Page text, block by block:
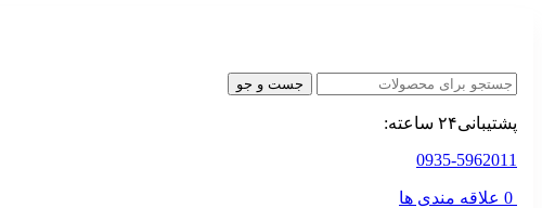
جست و جو
پشتیبانی۲۴ ساعته:
0935-5962011
0 علاقه مندی ها